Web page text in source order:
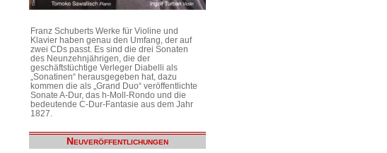
Franz Schuberts Werke für Violine und
Klavier haben genau den Umfang, der auf
zwei CDs passt. Es sind die drei Sonaten
des Neunzehnjährigen, die der
geschäftstüchtige Verleger Diabelli als
„Sonatinen“ herausgegeben hat, dazu
kommen die als „Grand Duo“ veröffentlichte
Sonate A-Dur, das h-Moll-Rondo und die
bedeutende C-Dur-Fantasie aus dem Jahr
1827.
Neuveröffentlichungen